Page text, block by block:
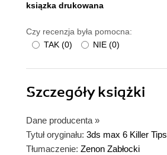
ksiązka drukowana
Czy recenzja była pomocna:
TAK (0) NIE (0)
Szczegółyksiążki
Dane producenta »
Tytuł oryginału: 3ds max 6 Killer Tips
Tłumaczenie: Zenon Zabłocki